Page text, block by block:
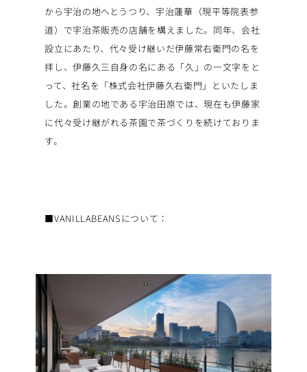
から宇治の地へとうつり、宇治蓮華（現平等院表参
道）で宇治茶販売の店舗を構えました。同年、会社
設立にあたり、代々受け継いだ伊藤常右衛門の名を
拝し、伊藤久三自身の名にある「久」の一文字をと
って、社名を「株式会社伊藤久右衛門」といたしま
した。創業の地である宇治田原では、現在も伊藤家
に代々受け継がれる茶園で茶づくりを続けておりま
す。
■VANILLABEANSについて：